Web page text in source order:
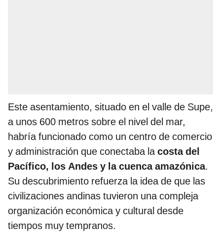
Este asentamiento, situado en el valle de Supe,
a unos 600 metros sobre el nivel del mar,
habría funcionado como un centro de comercio
y administración que conectaba lacosta del
Pacífico, los Andes y la cuenca amazónica.
Su descubrimiento refuerza la idea de que las
civilizaciones andinas tuvieron una compleja
organización económica y cultural desde
tiempos muy tempranos.